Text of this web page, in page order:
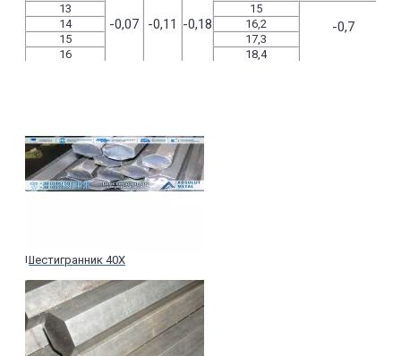
-0,07 -0,11 -0,18
13
15
-0,7
14
16,2
15
17,3
16
18,4
-0,084 -0,13 -0,21
21
22
24
25
32
-0,1 -0,16 -0,25
34
36
38
40
41
Шестигранник 40Х